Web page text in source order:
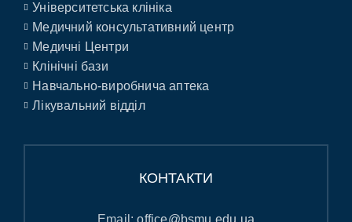
Університетська клініка
Медичний консультативний центр
Медичні Центри
Клінічні бази
Навчально-виробнича аптека
Лікувальний відділ
КОНТАКТИ